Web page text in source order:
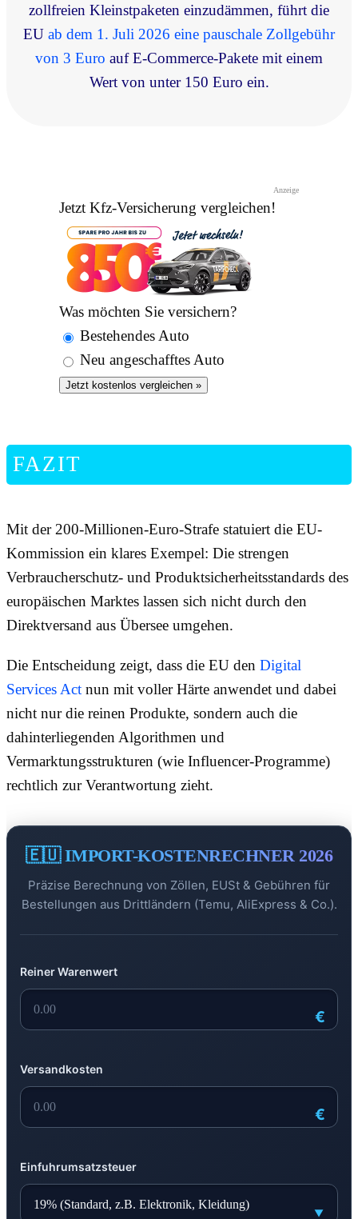
zollfreien Kleinstpaketen einzudämmen, führt die
EU ab dem 1. Juli 2026 eine pauschale Zollgebühr
von 3 Euro auf E-Commerce-Pakete mit einem
Wert von unter 150 Euro ein.
Anzeige
Jetzt Kfz-Versicherung vergleichen!
Was möchten Sie versichern?
Bestehendes Auto
Neu angeschafftes Auto
Jetzt kostenlos vergleichen »
FAZIT
Mit der 200-Millionen-Euro-Strafe statuiert die EU-
Kommission ein klares Exempel: Die strengen
Verbraucherschutz- und Produktsicherheitsstandards des
europäischen Marktes lassen sich nicht durch den
Direktversand aus Übersee umgehen.
Die Entscheidung zeigt, dass die EU den Digital
Services Act nun mit voller Härte anwendet und dabei
nicht nur die reinen Produkte, sondern auch die
dahinterliegenden Algorithmen und
Vermarktungsstrukturen (wie Influencer-Programme)
rechtlich zur Verantwortung zieht.
🇪🇺 IMPORT-KOSTENRECHNER 2026
Präzise Berechnung von Zöllen, EUSt & Gebühren für
Bestellungen aus Drittländern (Temu, AliExpress & Co.).
Reiner Warenwert
€
Versandkosten
€
Einfuhrumsatzsteuer